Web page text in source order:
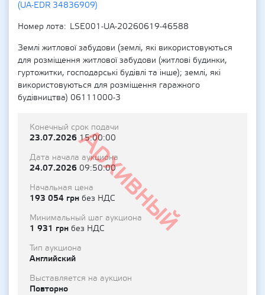
(UA-EDR 34836909)
Номер лота
LSE001-UA-20260619-46588
Землі житлової забудови (землі, які використовуються
для розміщення житлової забудови (житлові будинки,
гуртожитки, господарські будівлі та інше); землі, які
використовуються для розміщення гаражного
будівництва) 06111000-3
Архивный
Конечный срок подачи
23.07.202615:00:00
Дата начала аукциона
24.07.2026 09:50:00
Начальная цена
193 054 грн без НДС
Минимальный шаг аукциона
1 931 грн без НДС
Тип аукциона
Английский
Выставляется на аукцион
Повторно